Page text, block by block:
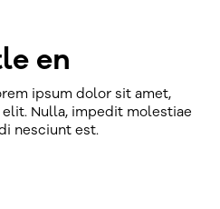
en
ipsum dolor sit amet,
Nulla, impedit molestiae
nesciunt est.